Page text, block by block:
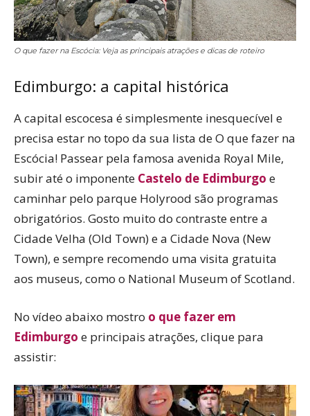
O que fazer na Escócia: Veja as principais atrações e dicas de roteiro
Edimburgo: a capital histórica
A capital escocesa é simplesmente inesquecível e
precisa estar no topo da sua lista de O que fazer na
Escócia! Passear pela famosa avenida Royal Mile,
subir até o imponente Castelo de Edimburgo e
caminhar pelo parque Holyrood são programas
obrigatórios. Gosto muito do contraste entre a
Cidade Velha (Old Town) e a Cidade Nova (New
Town), e sempre recomendo uma visita gratuita
aos museus, como o National Museum of Scotland.
No vídeo abaixo mostro o que fazer em
Edimburgo e principais atrações, clique para
assistir: